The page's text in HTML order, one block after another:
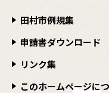
田村市例規集
申請書ダウンロード
リンク集
このホームページに